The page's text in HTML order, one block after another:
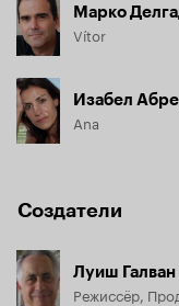
Марко
Vítor
Изабел
Ana
Создатели
Луиш
Режиссёр,